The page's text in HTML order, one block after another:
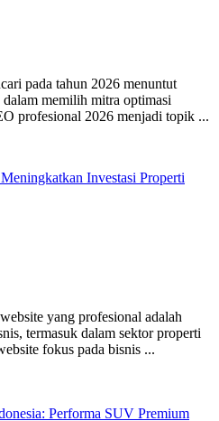
pada tahun 2026 menuntut
memilih mitra optimasi
profesional 2026 menjadi topik ...
Investasi Properti
yang profesional adalah
termasuk dalam sektor properti
fokus pada bisnis ...